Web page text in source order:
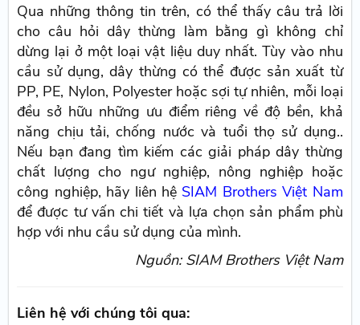
Qua những thông tin trên, có thể thấy câu trả lời
cho câu hỏi dây thừng làm bằng gì không chỉ
dừng lại ở một loại vật liệu duy nhất. Tùy vào nhu
cầu sử dụng, dây thừng có thể được sản xuất từ
PP, PE, Nylon, Polyester hoặc sợi tự nhiên, mỗi loại
đều sở hữu những ưu điểm riêng về độ bền, khả
năng chịu tải, chống nước và tuổi thọ sử dụng..
Nếu bạn đang tìm kiếm các giải pháp dây thừng
chất lượng cho ngư nghiệp, nông nghiệp hoặc
công nghiệp, hãy liên hệ SIAM Brothers Việt Nam
để được tư vấn chi tiết và lựa chọn sản phẩm phù
hợp với nhu cầu sử dụng của mình.
Nguồn: SIAM Brothers Việt Nam
Liên hệ với chúng tôi qua: